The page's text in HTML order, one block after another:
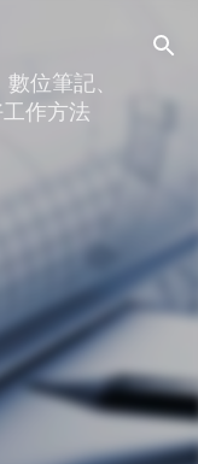
位筆記、
作方法